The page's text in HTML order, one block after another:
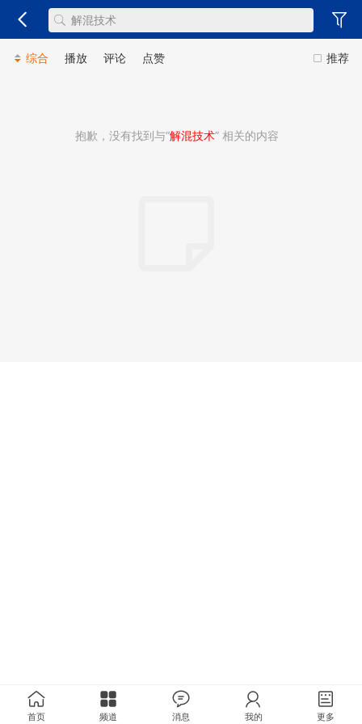
推荐
综合 播放 评论 点赞
抱歉，没有找到与“解混技术” 相关的内容
首页 频道 消息 我的 更多